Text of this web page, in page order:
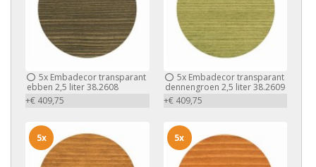
5x Embadecor transparant
ebben 2,5 liter 38.2608
+€ 409,75
5xEmbadecor transparant
dennengroen 2,5 liter 38.2609
+€ 409,75
5x 5x